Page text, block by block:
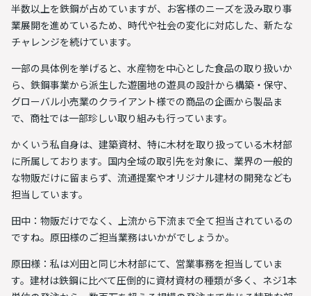
半数以上を鉄鋼が占めていますが、お客様のニーズを汲み取り事
業展開を進めているため、時代や社会の変化に対応した、新たな
チャレンジを続けています。
一部の具体例を挙げると、水産物を中心とした食品の取り扱いか
ら、鉄鋼事業から派生した遊園地の遊具の設計から構築・保守、
グローバル小売業のクライアント様での商品の企画から製品ま
で、商社では一部珍しい取り組みも行っています。
かくいう私自身は、建築資材、特に木材を取り扱っている木材部
に所属しております。国内全域の取引先を対象に、業界の一般的
な物販だけに留まらず、流通提案やオリジナル建材の開発なども
担当しています。
田中：物販だけでなく、上流から下流まで全て担当されているの
ですね。原田様のご担当業務はいかがでしょうか。
原田様：私は刈田と同じ木材部にて、営業事務を担当していま
す。建材は鉄鋼に比べて圧倒的に資材資材の種類が多く、ネジ1本